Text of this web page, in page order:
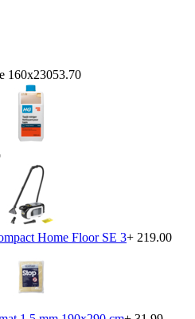
160x23053.70
Home Floor SE 3+ 219.00